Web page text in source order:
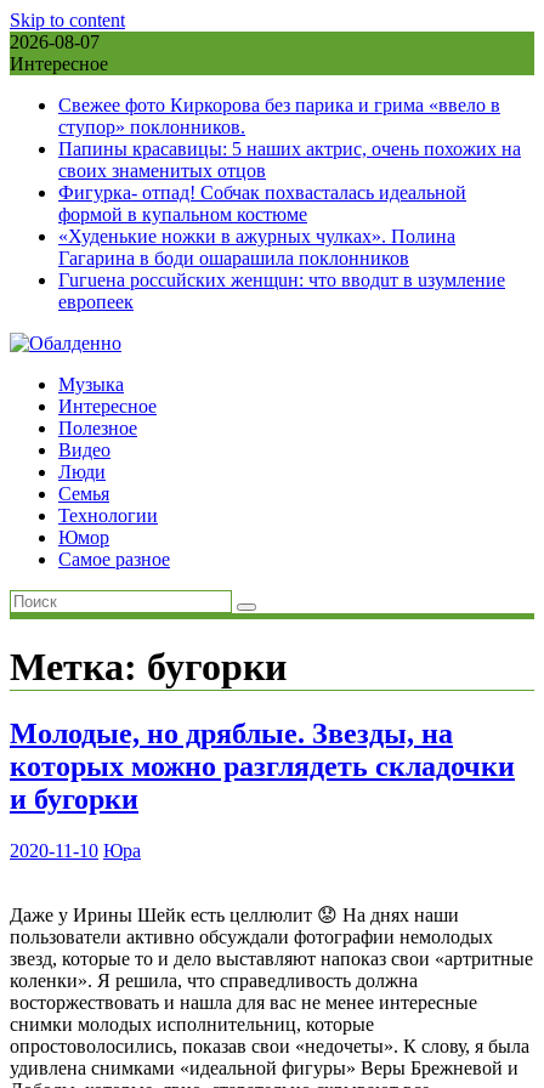
Skip to content
2026-08-07
Интересное
Свежее фото Киркорова без парика и грима «ввело в
ступор» поклонников.
Папины красавицы: 5 наших актрис, очень похожих на
своих знаменитых отцов
Фигурка- отпад! Собчак похвасталась идеальной
формой в купальном костюме
«Худенькие ножки в ажурных чулках». Полина
Гагарина в боди ошарашила поклонников
Гuгuена россuйских женщuн: что вводuт в uзумление
европеек
Музыка
Интересное
Полезное
Видео
Люди
Семья
Технологии
Юмор
Самое разное
Метка: бугорки
Молодые, но дряблые. Звезды, на
которых можно разглядеть складочки
и бугорки
2020-11-10 Юра
Даже у Ирины Шейк есть целлюлит 😟 На днях наши
пользователи активно обсуждали фотографии немолодых
звезд, которые то и дело выставляют напоказ свои «артритные
коленки». Я решила, что справедливость должна
восторжествовать и нашла для вас не менее интересные
снимки молодых исполнительниц, которые
опростоволосились, показав свои «недочеты». К слову, я была
удивлена снимками «идеальной фигуры» Веры Брежневой и